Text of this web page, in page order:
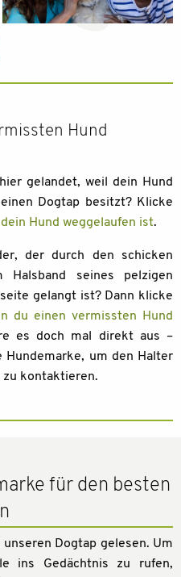
Hund
gelandet, weil dein Hund
Dogtap besitzt? Klicke
Hund weggelaufen ist.
der durch den schicken
Halsband seines pelzigen
gelangt ist? Dann klicke
du einen vermissten Hund
es doch mal direkt aus –
Hundemarke, um den Halter
zu kontaktieren.
für den besten
Dogtap gelesen. Um
ins Gedächtnis zu rufen,